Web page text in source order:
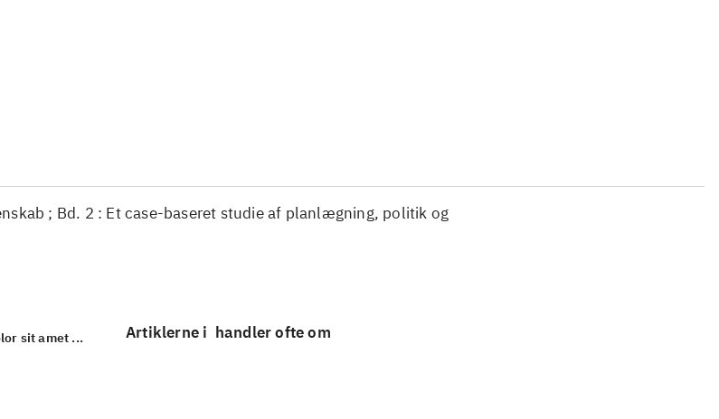
; Bd. 2 : Et case-baseret studie af planlægning, politik og
sit amet ...
Artiklerne i handler ofte om